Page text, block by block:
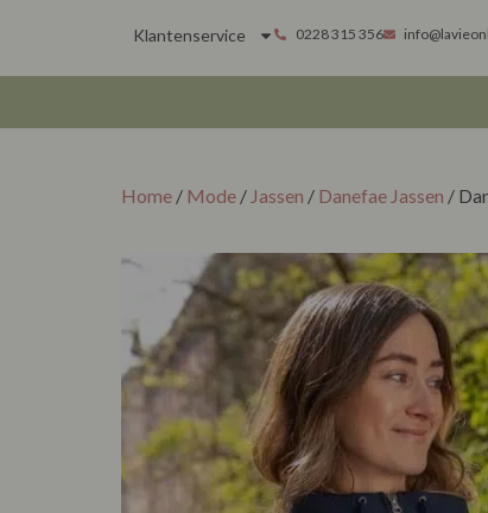
Klantenservice 0228 315 356
Home / Mode / Jassen / Danefae Jassen /